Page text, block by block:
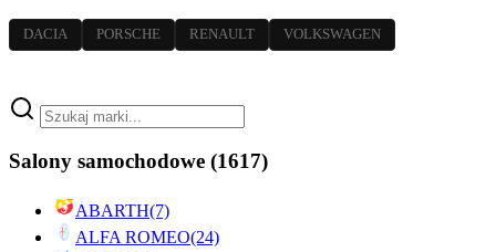
DACIA PORSCHE RENAULT VOLKSWAGEN
Salony samochodowe (1617)
ABARTH(7)
ALFA ROMEO(24)